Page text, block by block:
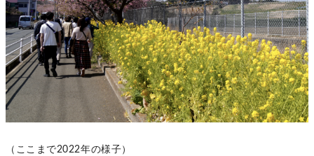
（ここまで2022年の様子）